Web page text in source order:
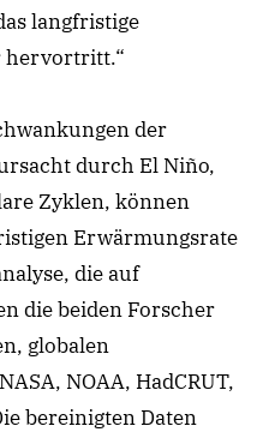
langfristige
hervortritt.“
der
durch El Niño,
Zyklen, können
Erwärmungsrate
die auf
die beiden Forscher
globalen
NOAA, HadCRUT,
bereinigten Daten